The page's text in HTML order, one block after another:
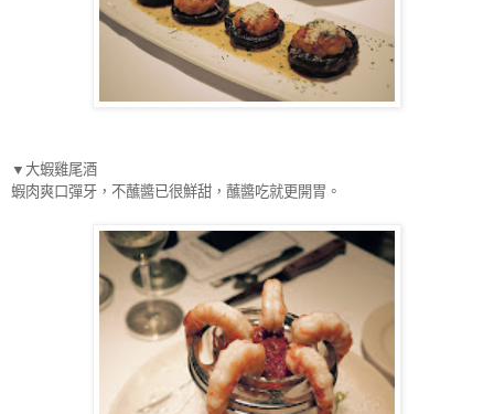
▼大蝦雞尾酒
蝦肉爽口彈牙，不蘸醬已很鮮甜，蘸醬吃就更開胃。